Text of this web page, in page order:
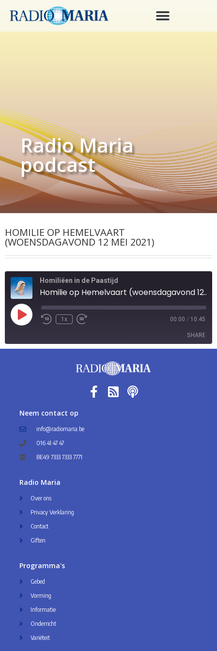
Radio Maria
podcast
HOMILIE OP HEMELVAART
(WOENSDAGAVOND 12 MEI 2021)
Homiliëen in de Paastijd
Homilie op Hemelvaart (woensdagavond 12 mei 2021)
1x 00:00 / 10:45
SHARE
Neem contact op
info@radiomaria.be
016 41 47 47
BE49 7333 7333 7771
Radio Maria
Over ons
Privacy Verklaring
Contact
Giften
Programma's
Gebed
Vorming
Informatie
Onderricht
Variëteit